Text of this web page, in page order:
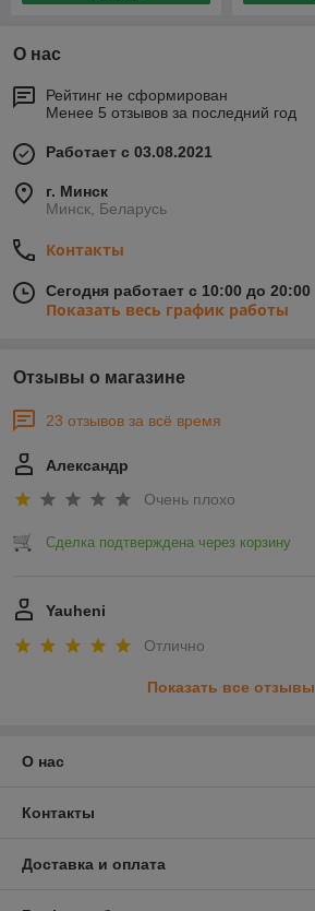
О нас
Рейтинг не сформирован
Менее 5 отзывов за последний год
Работает с 03.08.2021
г. Минск
Минск, Беларусь
Контакты
Сегодня работает с 10:00 до 20:00
Показать весь график работы
Отзывы о магазине
23 отзывов за всё время
Александр
Очень плохо
Сделка подтверждена через корзину
Yauheni
Отлично
Показать все отзывы
О нас
Контакты
Доставка и оплата